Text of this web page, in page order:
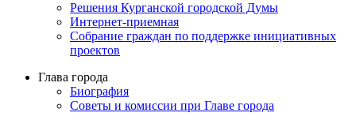
Решения Курганской городской Думы
Интернет-приемная
Собрание граждан по поддержке инициативных
проектов
Глава города
Биография
Советы и комиссии при Главе города